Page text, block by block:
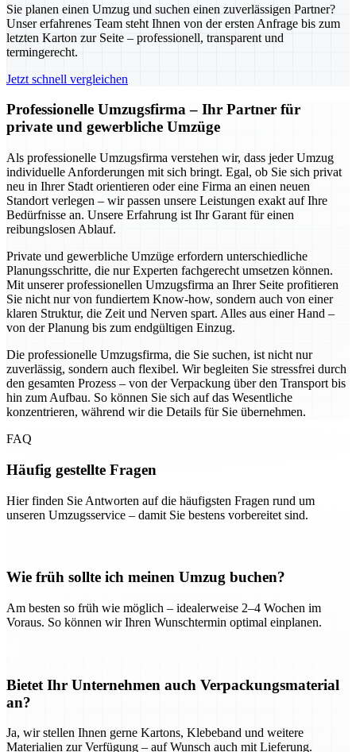
Sie planen einen Umzug und suchen einen zuverlässigen Partner?
Unser erfahrenes Team steht Ihnen von der ersten Anfrage bis zum
letzten Karton zur Seite – professionell, transparent und
termingerecht.
Jetzt schnell vergleichen
Professionelle Umzugsfirma – Ihr Partner für
private und gewerbliche Umzüge
Als professionelle Umzugsfirma verstehen wir, dass jeder Umzug
individuelle Anforderungen mit sich bringt. Egal, ob Sie sich privat
neu in Ihrer Stadt orientieren oder eine Firma an einen neuen
Standort verlegen – wir passen unsere Leistungen exakt auf Ihre
Bedürfnisse an. Unsere Erfahrung ist Ihr Garant für einen
reibungslosen Ablauf.
Private und gewerbliche Umzüge erfordern unterschiedliche
Planungsschritte, die nur Experten fachgerecht umsetzen können.
Mit unserer professionellen Umzugsfirma an Ihrer Seite profitieren
Sie nicht nur von fundiertem Know-how, sondern auch von einer
klaren Struktur, die Zeit und Nerven spart. Alles aus einer Hand –
von der Planung bis zum endgültigen Einzug.
Die professionelle Umzugsfirma, die Sie suchen, ist nicht nur
zuverlässig, sondern auch flexibel. Wir begleiten Sie stressfrei durch
den gesamten Prozess – von der Verpackung über den Transport bis
hin zum Aufbau. So können Sie sich auf das Wesentliche
konzentrieren, während wir die Details für Sie übernehmen.
FAQ
Häufig gestellte Fragen
Hier finden Sie Antworten auf die häufigsten Fragen rund um
unseren Umzugsservice – damit Sie bestens vorbereitet sind.
Wie früh sollte ich meinen Umzug buchen?
Am besten so früh wie möglich – idealerweise 2–4 Wochen im
Voraus. So können wir Ihren Wunschtermin optimal einplanen.
Bietet Ihr Unternehmen auch Verpackungsmaterial
an?
Ja, wir stellen Ihnen gerne Kartons, Klebeband und weitere
Materialien zur Verfügung – auf Wunsch auch mit Lieferung.